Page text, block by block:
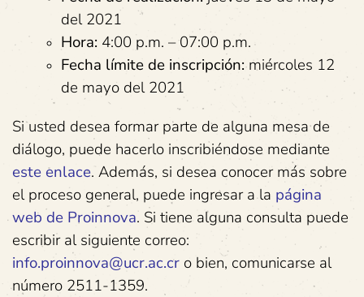
del 2021
Hora: 4:00 p.m. – 07:00 p.m.
Fecha límite de inscripción:miércoles 12
de mayo del 2021
Si usted desea formar parte de alguna mesa de
diálogo, puede hacerlo inscribiéndose mediante
este enlace. Además, si desea conocer más sobre
el proceso general, puede ingresar a la página
web de Proinnova. Si tiene alguna consulta puede
escribir al siguiente correo:
info.proinnova@ucr.ac.cr o bien, comunicarse al
número 2511-1359.